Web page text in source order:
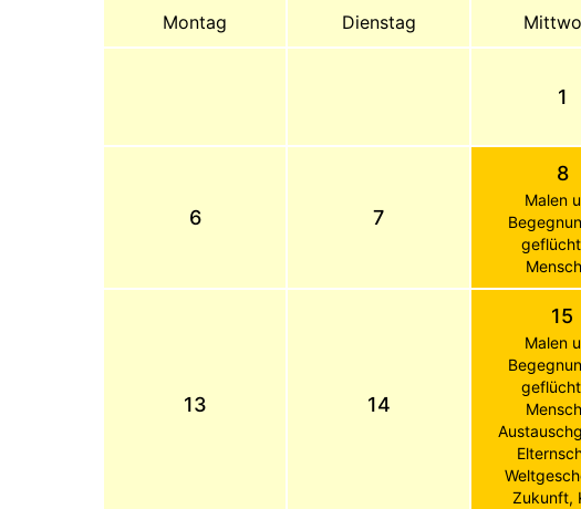
Montag Dienstag
1
6 7
8
Malen
13 14
15
Malen
Zukunft,